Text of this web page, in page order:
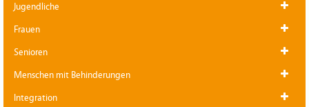
Jugendliche
Frauen
Senioren
Menschen mit Behinderungen
Integration